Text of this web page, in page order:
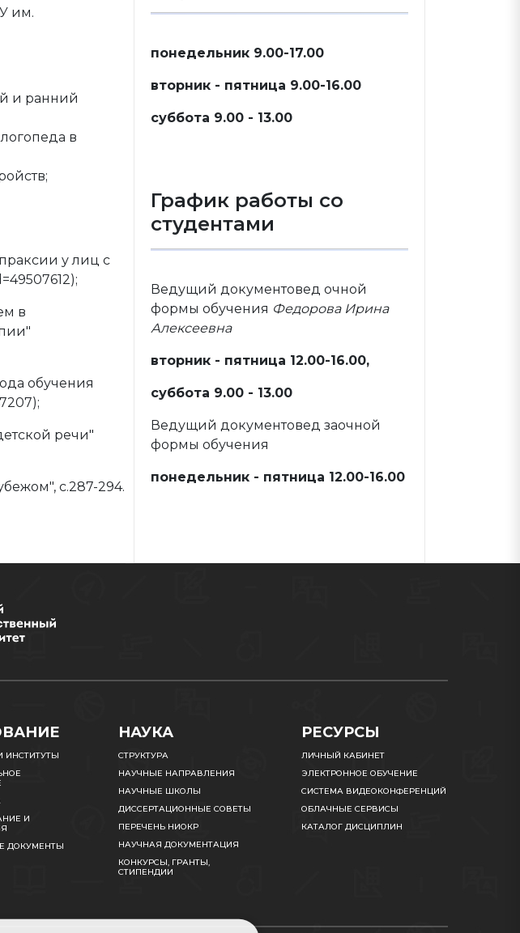
им.
и ранний
в
у лиц с
в
обучения
речи"
с.287-294.
понедельник 9.00-17.00
вторник - пятница 9.00-16.00
суббота 9.00 - 13.00
График работы со
студентами
Ведущий документовед очной
формы обучения Федорова Ирина
Алексеевна
вторник - пятница 12.00-16.00,
суббота 9.00 - 13.00
Ведущий документовед заочной
формы обучения
понедельник - пятница 12.00-16.00
ИНСТИТУТЫ
И
ДОКУМЕНТЫ
НАУКА
СТРУКТУРА
НАУЧНЫЕ НАПРАВЛЕНИЯ
НАУЧНЫЕ ШКОЛЫ
ДИССЕРТАЦИОННЫЕ СОВЕТЫ
ПЕРЕЧЕНЬ НИОКР
НАУЧНАЯ ДОКУМЕНТАЦИЯ
КОНКУРСЫ, ГРАНТЫ,
СТИПЕНДИИ
РЕСУРСЫ
ЛИЧНЫЙ КАБИНЕТ
ЭЛЕКТРОННОЕ ОБУЧЕНИЕ
СИСТЕМА ВИДЕОКОНФЕРЕНЦИЙ
ОБЛАЧНЫЕ СЕРВИСЫ
КАТАЛОГ ДИСЦИПЛИН